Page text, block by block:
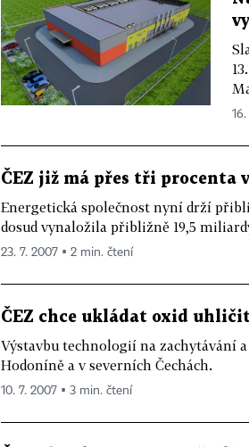
ČEZ již má přes tři procenta
Energetická společnost nyní drží
dosud vynaložila přibližně 19,5
23. 7. 2007 ▪ 2 min. čtení
ČEZ chce ukládat oxid
Výstavbu technologií na zachytávání
Hodoníně a v severních Čechách.
10. 7. 2007 ▪ 3 min. čtení